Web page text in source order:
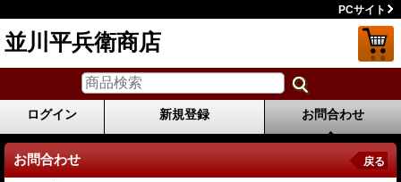
PCサイト
並川平兵衛商店
ログイン 新規登録 お問合わせ
お問合わせ 戻る